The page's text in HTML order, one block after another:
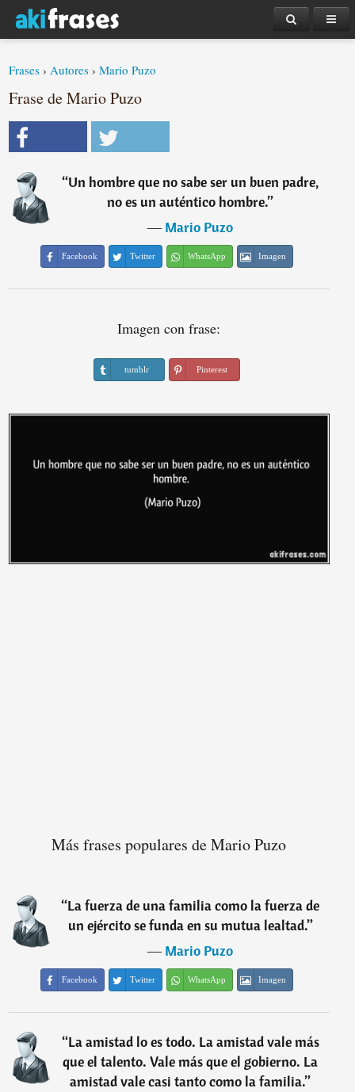
Frases ›Autores ›Mario Puzo
Frase de Mario Puzo
“Un hombre que no sabe ser un buen padre,
no es un auténtico hombre.”
―Mario Puzo
Facebook Twitter WhatsApp Imagen
Imagen con frase:
tumblr Pinterest
Más frases populares de Mario Puzo
“La fuerza de una familia como la fuerza de
un ejército se funda en su mutua lealtad.”
―Mario Puzo
Facebook Twitter WhatsApp Imagen
“La amistad lo es todo. La amistad vale más
que el talento. Vale más que el gobierno. La
amistad vale casi tanto como la familia.”